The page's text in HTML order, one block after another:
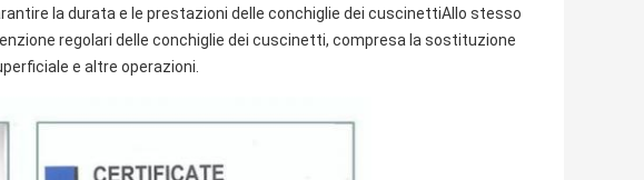
la durata e le prestazioni delle conchiglie dei cuscinettiAllo stesso
regolari delle conchiglie dei cuscinetti, compresa la sostituzione
e altre operazioni.